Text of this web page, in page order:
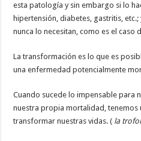
esta patología y sin embargo si lo
hipertensión, diabetes, gastritis,
nunca lo necesitan, como es el caso
La transformación es lo que es
una enfermedad potencialmente
Cuando sucede lo impensable para
nuestra propia mortalidad,
transformar nuestras vidas. ( la